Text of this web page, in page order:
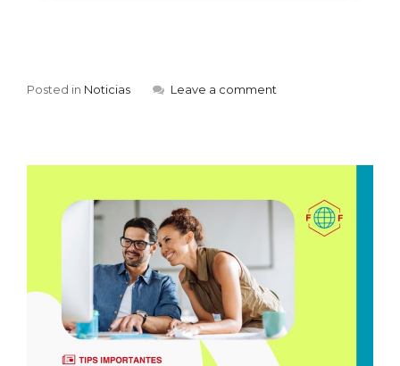
Posted in Noticias Leave a comment